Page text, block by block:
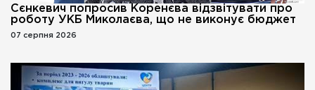
Сєнкевич попросив Коренєва відзвітувати про
роботу УКБ Миколаєва, що не виконує бюджет
07 серпня 2026